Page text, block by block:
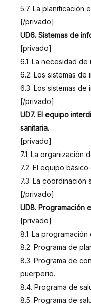
5.7. La planificación
[/privado]
UD6. Sistemas de
[privado]
6.1. La necesidad
6.2. Los sistemas de
6.3. Los sistemas de
[/privado]
UD7. El equipo
sanitaria.
[privado]
7.1. La organización
7.2. El equipo
7.3. La coordinación
[/privado]
UD8. Programación
[privado]
8.1. La programación
8.2. Programa de
8.3. Programa de
puerperio.
8.4. Programa de
8.5. Programa de